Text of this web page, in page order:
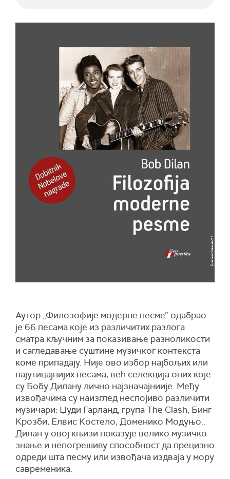
Аутор „Филозофије модерне песме” одабрао
је 66 песама које из различитих разлога
сматра кључним за показивање разноликости
и сагледавање суштине музичког контекста
коме припадају. Није ово избор најбољих или
најутицајнијих песама, већ селекција оних које
су Бобу Дилану лично најзначајниије. Међу
извођачима су наизглед неспојиво различити
музичари: Џуди Гарланд, група The Clash, Бинг
Крозби, Елвис Костело, Доменико Модуњо..
Дилан у овој књизи показује велико музичко
знање и непогрешиву способност да прецизно
одреди шта песму или извођача издваја у мору
савременика.